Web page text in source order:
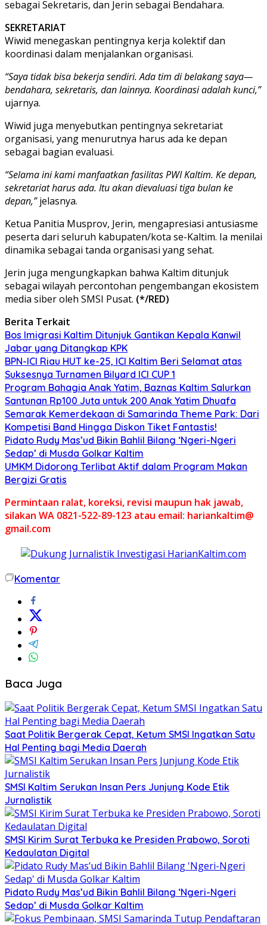
sebagai Sekretaris, dan Jerin sebagai Bendahara.
SEKRETARIAT
Wiwid menegaskan pentingnya kerja kolektif dan
koordinasi dalam menjalankan organisasi.
“Saya tidak bisa bekerja sendiri. Ada tim di belakang saya—
bendahara, sekretaris, dan lainnya. Koordinasi adalah kunci,”
ujarnya.
Wiwid juga menyebutkan pentingnya sekretariat
organisasi, yang menurutnya harus ada ke depan
sebagai bagian evaluasi.
“Selama ini kami manfaatkan fasilitas PWI Kaltim. Ke depan,
sekretariat harus ada. Itu akan dievaluasi tiga bulan ke
depan,”jelasnya.
Ketua Panitia Musprov, Jerin, mengapresiasi antusiasme
peserta dari seluruh kabupaten/kota se-Kaltim. Ia menilai
dinamika sebagai tanda organisasi yang sehat.
Jerin juga mengungkapkan bahwa Kaltim ditunjuk
sebagai wilayah percontohan pengembangan ekosistem
media siber oleh SMSI Pusat. (*/RED)
Berita Terkait
Bos Imigrasi Kaltim Ditunjuk Gantikan Kepala Kanwil
Jabar yang Ditangkap KPK
BPN-ICI Riau HUT ke-25, ICI Kaltim Beri Selamat atas
Suksesnya Turnamen Bilyard ICI CUP 1
Program Bahagia Anak Yatim, Baznas Kaltim Salurkan
Santunan Rp100 Juta untuk 200 Anak Yatim Dhuafa
Semarak Kemerdekaan di Samarinda Theme Park: Dari
Kompetisi Band Hingga Diskon Tiket Fantastis!
Pidato Rudy Mas’ud Bikin Bahlil Bilang ‘Ngeri-Ngeri
Sedap’ di Musda Golkar Kaltim
UMKM Didorong Terlibat Aktif dalam Program Makan
Bergizi Gratis
Permintaan ralat, koreksi, revisi maupun hak jawab,
silakan WA 0821-522-89-123 atau email: hariankaltim@
gmail.com
Komentar
Baca Juga
Saat Politik Bergerak Cepat, Ketum SMSI Ingatkan Satu
Hal Penting bagi Media Daerah
SMSI Kaltim Serukan Insan Pers Junjung Kode Etik
Jurnalistik
SMSI Kirim Surat Terbuka ke Presiden Prabowo, Soroti
Kedaulatan Digital
Pidato Rudy Mas’ud Bikin Bahlil Bilang ‘Ngeri-Ngeri
Sedap’ di Musda Golkar Kaltim